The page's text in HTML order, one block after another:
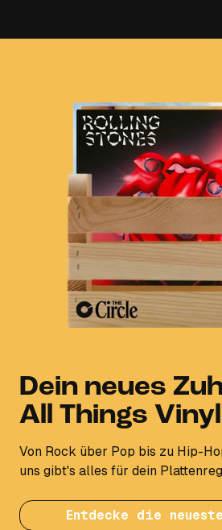
Dein neues
All Things Vinyl
Von Rock über Pop bis zu Hip-
uns gibt's alles für dein
Entdecke die